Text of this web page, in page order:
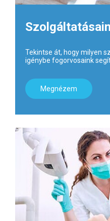
Tekintse át, hogy milyen
igénybe fogorvosaink
Megnézem